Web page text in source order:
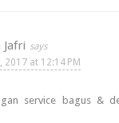
Jafri
2017 at 12:14 PM
service bagus &